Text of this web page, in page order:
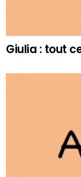
Giulia : tout